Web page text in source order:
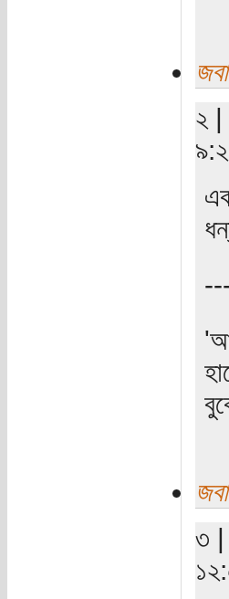
২ |
৩ |